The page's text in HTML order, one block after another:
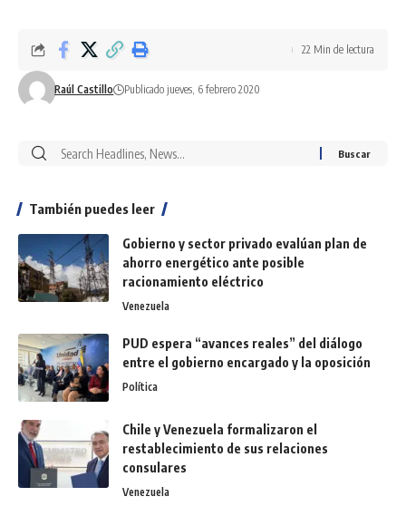
Raúl Castillo Publicado jueves, 6 febrero 2020
22 Min de lectura
También puedes leer
Gobierno y sector privado evalúan plan de
ahorro energético ante posible
racionamiento eléctrico
Venezuela
PUD espera “avances reales” del diálogo
entre el gobierno encargado y la oposición
Política
Chile y Venezuela formalizaron el
restablecimiento de sus relaciones
consulares
Venezuela